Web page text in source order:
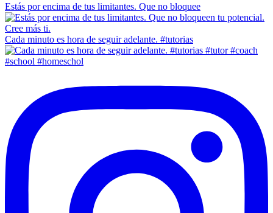
Estás por encima de tus limitantes. Que no bloquee
Cada minuto es hora de seguir adelante. #tutorias